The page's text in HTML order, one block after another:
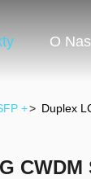
O Nas
+> Duplex
CWDM